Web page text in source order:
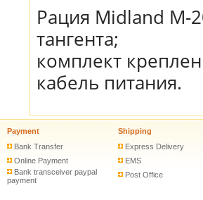
Рация Midland M-
тангента;
комплект
кабель питания.
Payment
Bank Transfer
Online Payment
Bank transceiver paypal
payment
Shipping
Express Delivery
EMS
Post Office